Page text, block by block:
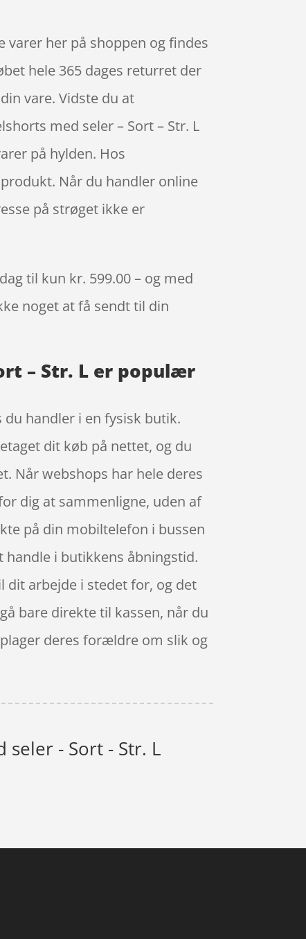
varer her på shoppen og findes
hele 365 dages returret der
vare. Vidste du at
med seler – Sort – Str. L
på hylden. Hos
Når du handler online
på strøget ikke er
til kun kr. 599.00 – og med
noget at få sendt til din
– Str. L er populær
handler i en fysisk butik.
dit køb på nettet, og du
Når webshops har hele deres
dig at sammenligne, uden af
på din mobiltelefon i bussen
i butikkens åbningstid.
dit arbejde i stedet for, og det
bare direkte til kassen, når du
deres forældre om slik og
seler - Sort - Str. L